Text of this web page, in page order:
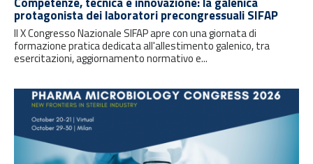
protagonista dei laboratori precongressuali SIFAP
Il X Congresso Nazionale SIFAP apre con una giornata di
formazione pratica dedicata all'allestimento galenico, tra
esercitazioni, aggiornamento normativo e...